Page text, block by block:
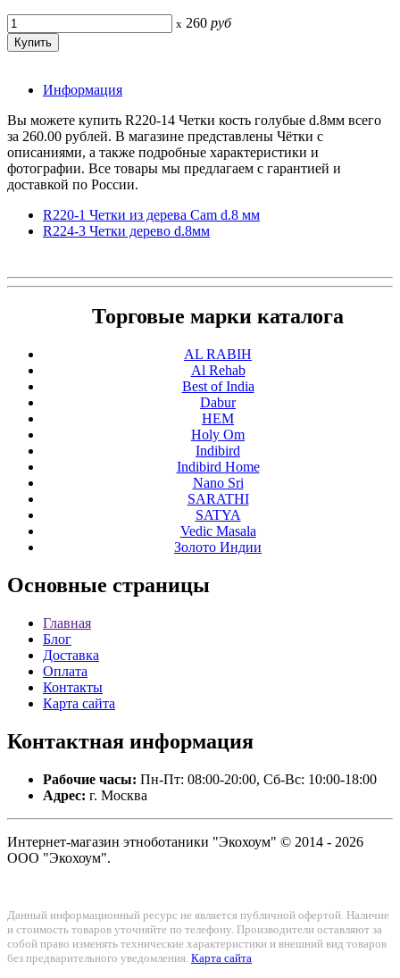
x 260 руб
Информация
Вы можете купить R220-14 Четки кость голубые d.8мм всего
за 260.00 рублей. В магазине представлены Чётки с
описаниями, а также подробные характеристики и
фотографии. Все товары мы предлагаем с гарантией и
доставкой по России.
R220-1 Четки из дерева Cam d.8 мм
R224-3 Четки дерево d.8мм
Торговые марки каталога
AL RABIH
Al Rehab
Best of India
Dabur
HEM
Holy Om
Indibird
Indibird Home
Nano Sri
SARATHI
SATYA
Vedic Masala
Золото Индии
Основные страницы
Главная
Блог
Доставка
Оплата
Контакты
Карта сайта
Контактная информация
Рабочие часы: Пн-Пт: 08:00-20:00, Сб-Вс: 10:00-18:00
Адрес: г. Москва
Интернет-магазин этноботаники "Экохоум" © 2014 - 2026
ООО "Экохоум".
Данный информационный ресурс не является публичной офертой. Наличие
и стоимость товаров уточняйте по телефону. Производители оставляют за
собой право изменять технические характеристики и внешний вид товаров
без предварительного уведомления. Карта сайта